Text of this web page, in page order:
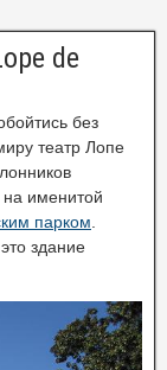
de
без
театр Лопе
на именитой
парком
здание